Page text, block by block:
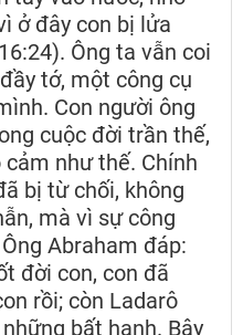
ở đây con bị lửa
Ông ta vẫn coi
tớ, một công cụ
Con người ông
cuộc đời trần thế,
như thế. Chính
bị từ chối, không
mà vì sự công
Abraham đáp:
đời con, con đã
rồi; còn Ladarô
bất hạnh. Bây